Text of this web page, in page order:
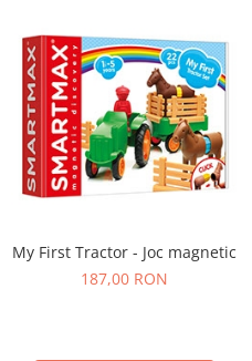
My First Tractor - Joc magnetic
187,00 RON